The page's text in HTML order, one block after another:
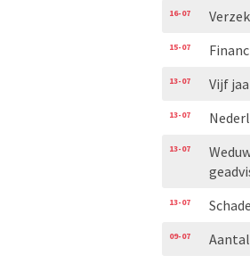
16-07
15-07
13-07 Vijf
13-07
13-07
13-07
09-07